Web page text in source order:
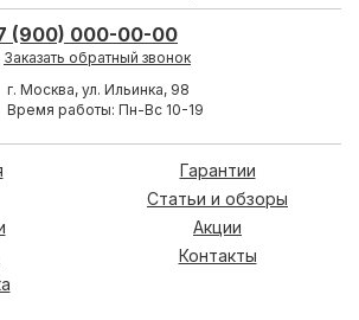
(900) 000-00-00
Заказать обратный звонок
г. Москва, ул. Ильинка, 98
Время работы: Пн-Вс 10-19
Гарантии
Статьи и обзоры
Акции
Контакты